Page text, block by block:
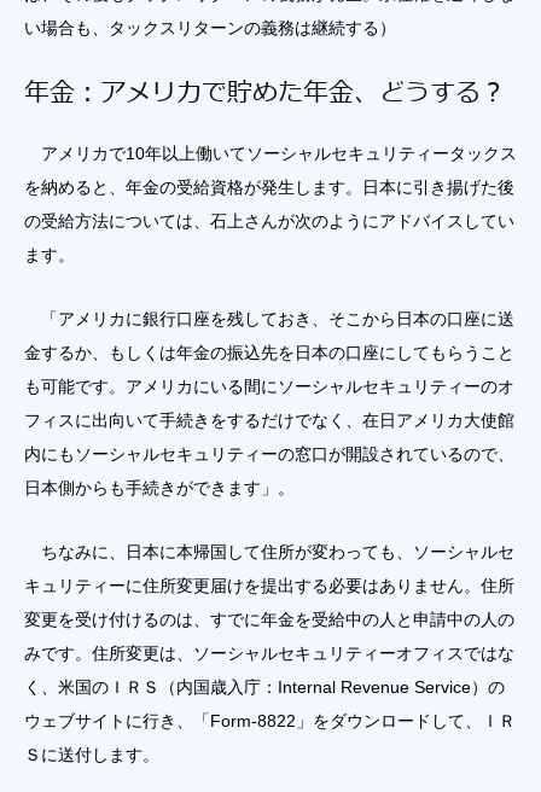
い場合も、タックスリターンの義務は継続する）
年金：アメリカで貯めた年金、どうする？
アメリカで10年以上働いてソーシャルセキュリティータックス
を納めると、年金の受給資格が発生します。日本に引き揚げた後
の受給方法については、石上さんが次のようにアドバイスしてい
ます。
「アメリカに銀行口座を残しておき、そこから日本の口座に送
金するか、もしくは年金の振込先を日本の口座にしてもらうこと
も可能です。アメリカにいる間にソーシャルセキュリティーのオ
フィスに出向いて手続きをするだけでなく、在日アメリカ大使館
内にもソーシャルセキュリティーの窓口が開設されているので、
日本側からも手続きができます」。
ちなみに、日本に本帰国して住所が変わっても、ソーシャルセ
キュリティーに住所変更届けを提出する必要はありません。住所
変更を受け付けるのは、すでに年金を受給中の人と申請中の人の
みです。住所変更は、ソーシャルセキュリティーオフィスではな
く、米国のＩＲＳ（内国歳入庁：Internal Revenue Service）の
ウェブサイトに行き、「Form-8822」をダウンロードして、ＩＲ
Ｓに送付します。